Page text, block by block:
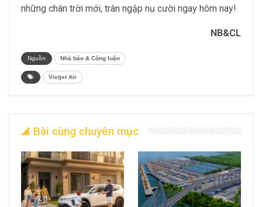
những chân trời mới, tràn ngập nụ cười ngay hôm nay!
NB&CL
Nguồn Nhà báo & Công luận
Vietjet Air
Bài cùng chuyên mục